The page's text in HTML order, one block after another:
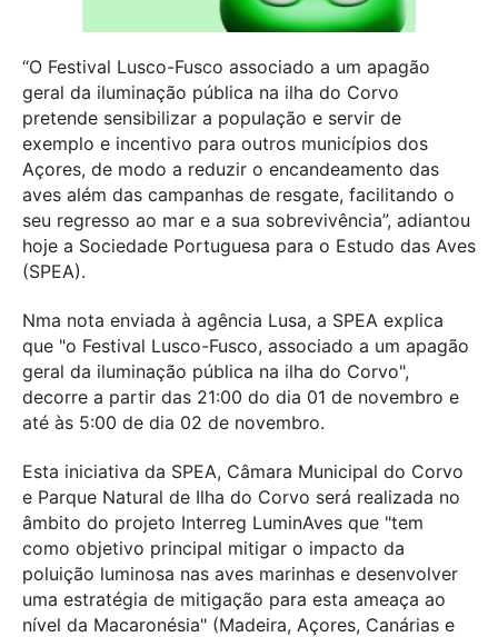
“O Festival Lusco-Fusco associado a um apagão
geral da iluminação pública na ilha do Corvo
pretende sensibilizar a população e servir de
exemplo e incentivo para outros municípios dos
Açores, de modo a reduzir o encandeamento das
aves além das campanhas de resgate, facilitando o
seu regresso ao mar e a sua sobrevivência”, adiantou
hoje a Sociedade Portuguesa para o Estudo das Aves
(SPEA).
Nma nota enviada à agência Lusa, a SPEA explica
que "o Festival Lusco-Fusco, associado a um apagão
geral da iluminação pública na ilha do Corvo",
decorre a partir das 21:00 do dia 01 de novembro e
até às 5:00 de dia 02 de novembro.
Esta iniciativa da SPEA, Câmara Municipal do Corvo
e Parque Natural de Ilha do Corvo será realizada no
âmbito do projeto Interreg LuminAves que "tem
como objetivo principal mitigar o impacto da
poluição luminosa nas aves marinhas e desenvolver
uma estratégia de mitigação para esta ameaça ao
nível da Macaronésia" (Madeira, Açores, Canárias e